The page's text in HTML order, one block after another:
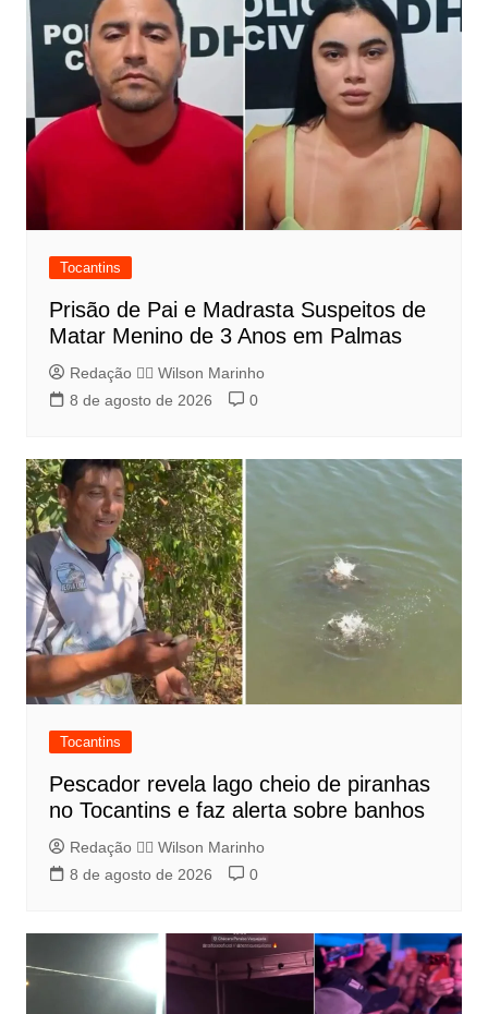
Tocantins
Prisão de Pai e Madrasta Suspeitos de
Matar Menino de 3 Anos em Palmas
Redação 👨‍⚖️​ Wilson Marinho
8 de agosto de 2026
0
Tocantins
Pescador revela lago cheio de piranhas
no Tocantins e faz alerta sobre banhos
Redação 👨‍⚖️​ Wilson Marinho
8 de agosto de 2026
0